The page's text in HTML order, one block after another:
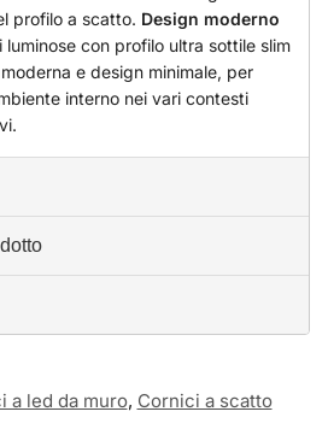
profilo a scatto. Design moderno
luminose con profilo ultra sottile slim
e design minimale, per
interno nei vari contesti
a led da muro, Cornici a scatto